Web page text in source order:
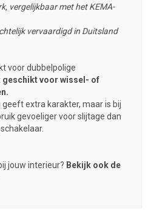
vergelijkbaar met het KEMA-
vervaardigd in Duitsland
voor dubbelpolige
geschikt voor wissel- of
geeft extra karakter, maar is bij
gevoeliger voor slijtage dan
jouw interieur? Bekijk ook de